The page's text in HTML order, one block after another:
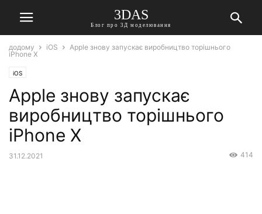
3DAS
Блог про 3Д моделювання
додому iOS
Apple знову запускає виробництво торішнього
iPhone X
iOS
Apple знову запускає
виробництво торішнього
iPhone X
31.12.2021 414